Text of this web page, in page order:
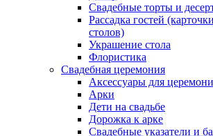
Свадебные торты и
Рассадка гостей
столов)
Украшение стола
Флористика
Свадебная церемония
Аксессуары для
Арки
Дети на свадьбе
Дорожка к арке
Свадебные указатели и